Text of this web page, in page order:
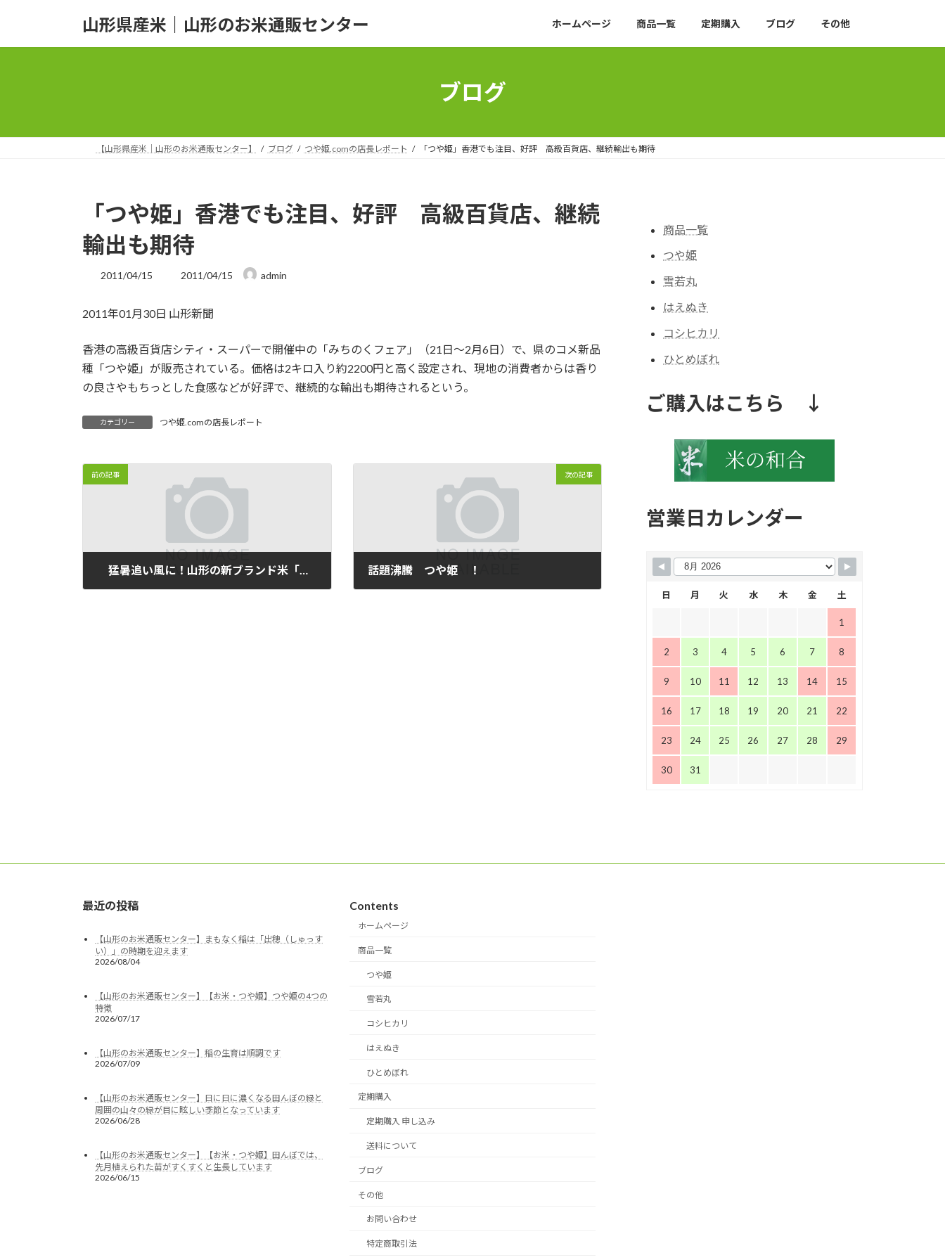
山形県産米｜山形のお米通販センター ホームページ 商品一覧 定期購入 ブログ その他
ブログ
【山形県産米｜山形のお米通販センター】 ブログ つや姫.comの店長レポート 「つや姫」香港でも注目、好評 高級百貨店、継続輸出も期待
「つや姫」香港でも注目、好評 高級百貨店、継続
輸出も期待
2011/04/15
最
新
時
:
2011/04/15 admin
2011年01月30日 山形新聞
香港の高級百貨店シティ・スーパーで開催中の「みちのくフェア」（21日～2月6日）で、県のコメ新品
種「つや姫」が販売されている。価格は2キロ入り約2200円と高く設定され、現地の消費者からは香り
の良さやもちっとした食感などが好評で、継続的な輸出も期待されるという。
カテゴリー つや姫.comの店長レポート
前の記事
猛暑追い風に！山形の新ブランド米「つや姫」、１０万分の１が産んだ救世主
次の記事
話題沸騰 つや姫 ！
商品一覧
つや姫
雪若丸
はえぬき
コシヒカリ
ひとめぼれ
ご購入はこちら ↓
営業日カレンダー
日 月 火 水 木 金 土
1
2 3 4 5 6 7 8
9 10 11 12 13 14 15
16 17 18 19 20 21 22
23 24 25 26 27 28 29
30 31
最近の投稿
【山形のお米通販センター】まもなく稲は「出穂（しゅっす
い）」の時期を迎えます
2026/08/04
【山形のお米通販センター】【お米・つや姫】つや姫の4つの
特徴
2026/07/17
【山形のお米通販センター】稲の生育は順調です
2026/07/09
【山形のお米通販センター】日に日に濃くなる田んぼの緑と
周囲の山々の緑が目に眩しい季節となっています
2026/06/28
【山形のお米通販センター】【お米・つや姫】田んぼでは、
先月植えられた苗がすくすくと生長しています
2026/06/15
Contents
ホームページ
商品一覧
つや姫
雪若丸
コシヒカリ
はえぬき
ひとめぼれ
定期購入
定期購入 申し込み
送料について
ブログ
その他
お問い合わせ
特定商取引法